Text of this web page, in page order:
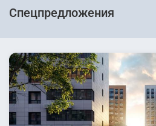
Спецпредложения